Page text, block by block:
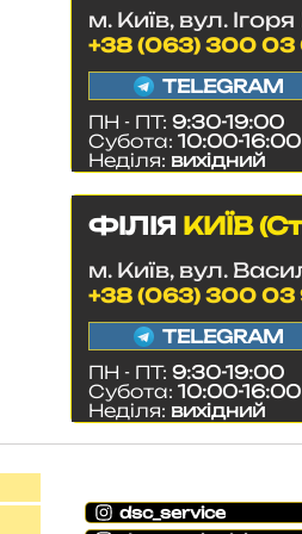
м. Київ, вул.
+38 (063) 300 03
TELEGRAM
ПН - ПТ: 9:30-19:00
Субота: 10:00-16:00
Неділя: вихідний
ФІЛІЯ КИЇВ
м. Київ, вул.
+38 (063) 300 03
TELEGRAM
ПН - ПТ: 9:30-19:00
Субота: 10:00-16:00
Неділя: вихідний
dsc_service